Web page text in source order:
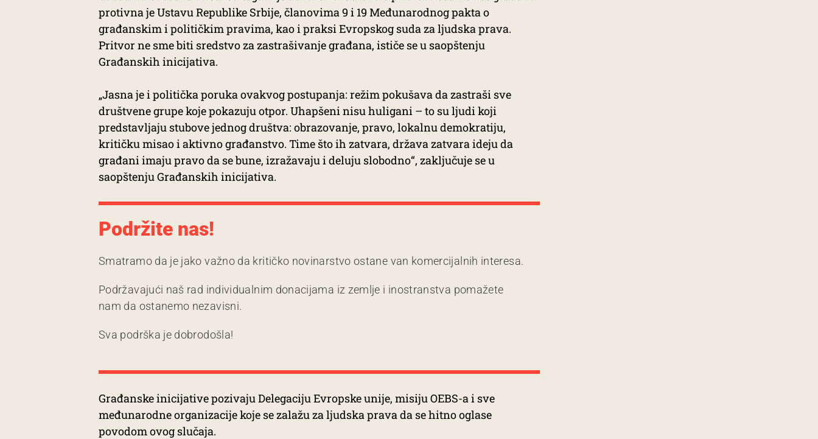
protivna je Ustavu Republike Srbije, članovima 9 i 19 Međunarodnog pakta o
građanskim i političkim pravima, kao i praksi Evropskog suda za ljudska prava.
Pritvor ne sme biti sredstvo za zastrašivanje građana, ističe se u saopštenju
Građanskih inicijativa.
„Jasna je i politička poruka ovakvog postupanja: režim pokušava da zastraši sve
društvene grupe koje pokazuju otpor. Uhapšeni nisu huligani – to su ljudi koji
predstavljaju stubove jednog društva: obrazovanje, pravo, lokalnu demokratiju,
kritičku misao i aktivno građanstvo. Time što ih zatvara, država zatvara ideju da
građani imaju pravo da se bune, izražavaju i deluju slobodno“, zaključuje se u
saopštenju Građanskih inicijativa.
Podržite nas!
Smatramo da je jako važno da kritičko novinarstvo ostane van komercijalnih interesa.
Podržavajući naš rad individualnim donacijama iz zemlje i inostranstva pomažete
nam da ostanemo nezavisni.
Sva podrška je dobrodošla!
Građanske inicijative pozivaju Delegaciju Evropske unije, misiju OEBS-a i sve
međunarodne organizacije koje se zalažu za ljudska prava da se hitno oglase
povodom ovog slučaja.